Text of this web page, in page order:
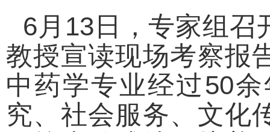
6月13日，专家组召
教授宣读现场考察报
中药学专业经过50
究、社会服务、文化